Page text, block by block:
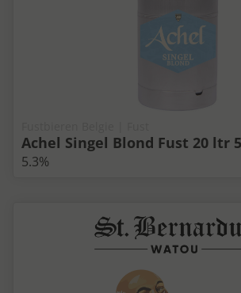
Achel Singel Blond Fust 20 ltr
5.3%